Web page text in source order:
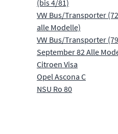
(bis 4/81)
VW Bus/Transporter
alle Modelle)
VW Bus/Transporter
September 82 Alle
Citroen Visa
Opel Ascona C
NSU Ro 80